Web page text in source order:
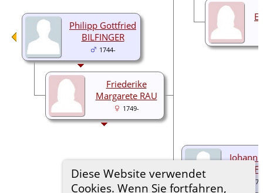
Diese Website verwendet
Cookies. Wenn Sie fortfahren,
Johann
Philipp Gottfried
BILFINGER
1744-
Friederike
Margarete RAU
1749-